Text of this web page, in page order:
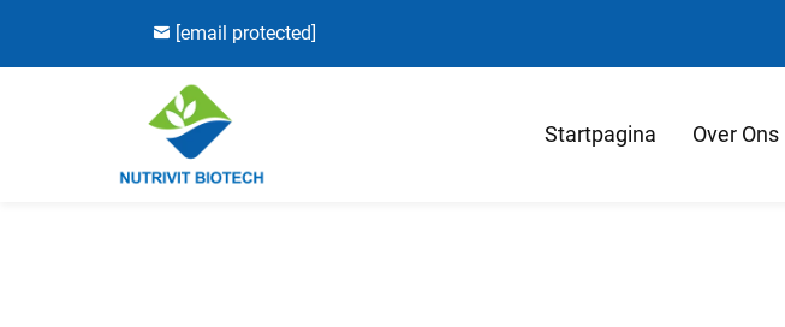
[email protected]
Startpagina Over Ons